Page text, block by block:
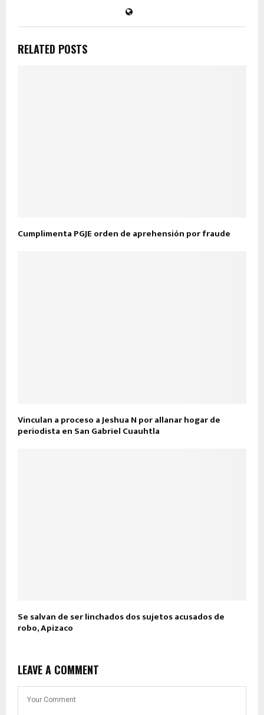
RELATED POSTS
Cumplimenta PGJE orden de aprehensión por fraude
Vinculan a proceso a Jeshua N por allanar hogar de
periodista en San Gabriel Cuauhtla
Se salvan de ser linchados dos sujetos acusados de
robo, Apizaco
LEAVE A COMMENT